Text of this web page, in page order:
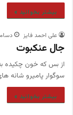
بیشتر بخوانید »
علی احمد فایز دسامبر
جال عنکبوت
از بس که خون چکیده
سوگوار پامیرو شانه
بیشتر بخوانید »